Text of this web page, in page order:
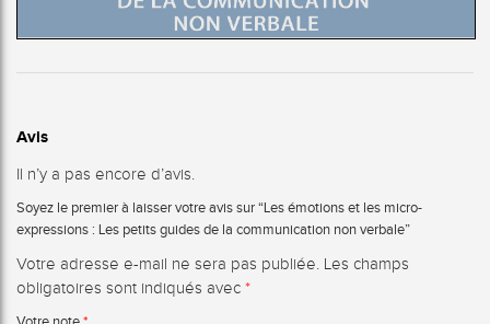
Avis
Il n’y a pas encore d’avis.
Soyez le premier à laisser votre avis sur “Les émotions et les micro-
expressions : Les petits guides de la communication non verbale”
Votre adresse e-mail ne sera pas publiée. Les champs
obligatoires sont indiqués avec *